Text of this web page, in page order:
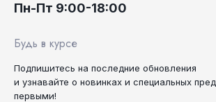
Пн-Пт 9:00-18:00
Будь в курсе
Подпишитесь на последние обновления
и узнавайте о новинках и специальных
первыми!